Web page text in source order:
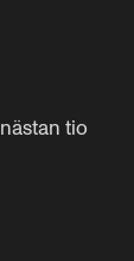
tio